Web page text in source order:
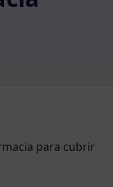
para cubrir